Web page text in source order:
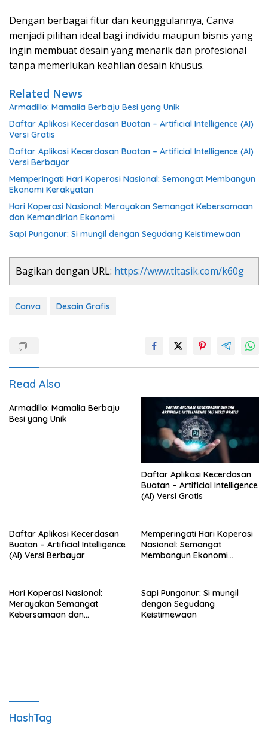
Dengan berbagai fitur dan keunggulannya, Canva
menjadi pilihan ideal bagi individu maupun bisnis yang
ingin membuat desain yang menarik dan profesional
tanpa memerlukan keahlian desain khusus.
Related News
Armadillo: Mamalia Berbaju Besi yang Unik
Daftar Aplikasi Kecerdasan Buatan – Artificial Intelligence (AI)
Versi Gratis
Daftar Aplikasi Kecerdasan Buatan – Artificial Intelligence (AI)
Versi Berbayar
Memperingati Hari Koperasi Nasional: Semangat Membangun
Ekonomi Kerakyatan
Hari Koperasi Nasional: Merayakan Semangat Kebersamaan
dan Kemandirian Ekonomi
Sapi Punganur: Si mungil dengan Segudang Keistimewaan
Bagikan dengan URL: https://www.titasik.com/k60g
Canva Desain Grafis
Read Also
01:00
Armadillo: Mamalia Berbaju
Besi yang Unik
Daftar Aplikasi Kecerdasan
Buatan – Artificial Intelligence
(AI) Versi Gratis
Daftar Aplikasi Kecerdasan
Buatan – Artificial Intelligence
(AI) Versi Berbayar
Memperingati Hari Koperasi
Nasional: Semangat
Membangun Ekonomi
Hari Koperasi Nasional:
Merayakan Semangat
Kebersamaan dan
Sapi Punganur: Si mungil
dengan Segudang
Keistimewaan
HashTag